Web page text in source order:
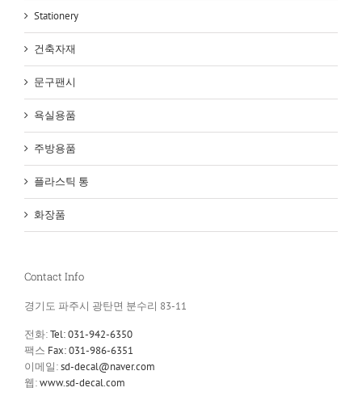
Stationery
건축자재
문구팬시
욕실용품
주방용품
플라스틱 통
화장품
Contact Info
경기도 파주시 광탄면 분수리 83-11
전화:Tel: 031-942-6350
팩스 Fax: 031-986-6351
이메일:sd-decal@naver.com
웹:www.sd-decal.com